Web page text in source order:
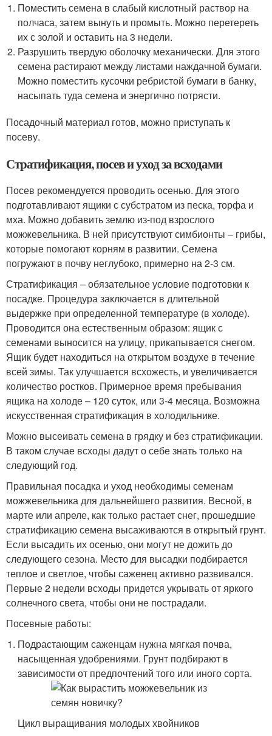
Поместить семена в слабый кислотный раствор на
полчаса, затем вынуть и промыть. Можно перетереть
их с золой и оставить на 3 недели.
Разрушить твердую оболочку механически. Для этого
семена растирают между листами наждачной бумаги.
Можно поместить кусочки ребристой бумаги в банку,
насыпать туда семена и энергично потрясти.
Посадочный материал готов, можно приступать к
посеву.
Стратификация, посев и уход за всходами
Посев рекомендуется проводить осенью. Для этого
подготавливают ящики с субстратом из песка, торфа и
мха. Можно добавить землю из-под взрослого
можжевельника. В ней присутствуют симбионты – грибы,
которые помогают корням в развитии. Семена
погружают в почву неглубоко, примерно на 2-3 см.
Стратификация – обязательное условие подготовки к
посадке. Процедура заключается в длительной
выдержке при определенной температуре (в холоде).
Проводится она естественным образом: ящик с
семенами выносится на улицу, прикапывается снегом.
Ящик будет находиться на открытом воздухе в течение
всей зимы. Так улучшается всхожесть, и увеличивается
количество ростков. Примерное время пребывания
ящика на холоде – 120 суток, или 3-4 месяца. Возможна
искусственная стратификация в холодильнике.
Можно высеивать семена в грядку и без стратификации.
В таком случае всходы дадут о себе знать только на
следующий год.
Правильная посадка и уход необходимы семенам
можжевельника для дальнейшего развития. Весной, в
марте или апреле, как только растает снег, прошедшие
стратификацию семена высаживаются в открытый грунт.
Если высадить их осенью, они могут не дожить до
следующего сезона. Место для высадки подбирается
теплое и светлое, чтобы саженец активно развивался.
Первые 2 недели всходы придется укрывать от яркого
солнечного света, чтобы они не пострадали.
Посевные работы:
Подрастающим саженцам нужна мягкая почва,
насыщенная удобрениями. Грунт подбирают в
зависимости от предпочтений того или иного сорта.
Цикл выращивания молодых хвойников